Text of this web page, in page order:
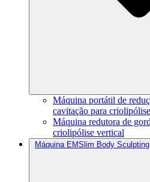
Máquina portátil de
cavitação para criolipólise
Máquina redutora de
criolipólise vertical
Máquina EMSlim Body Sculpting